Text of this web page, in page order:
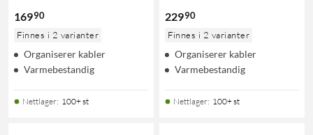
16990
Finnes i 2 varianter
Organiserer kabler
Varmebestandig
Nettlager: 100+ st
22990
Finnes i 2 varianter
Organiserer kabler
Varmebestandig
Nettlager: 100+ st